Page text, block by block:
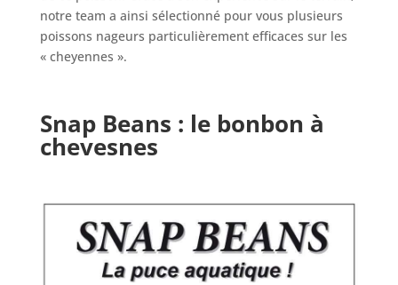
notre team a ainsi sélectionné pour vous plusieurs
poissons nageurs particulièrement efficaces sur les
« cheyennes ».
Snap Beans : le bonbon à
chevesnes